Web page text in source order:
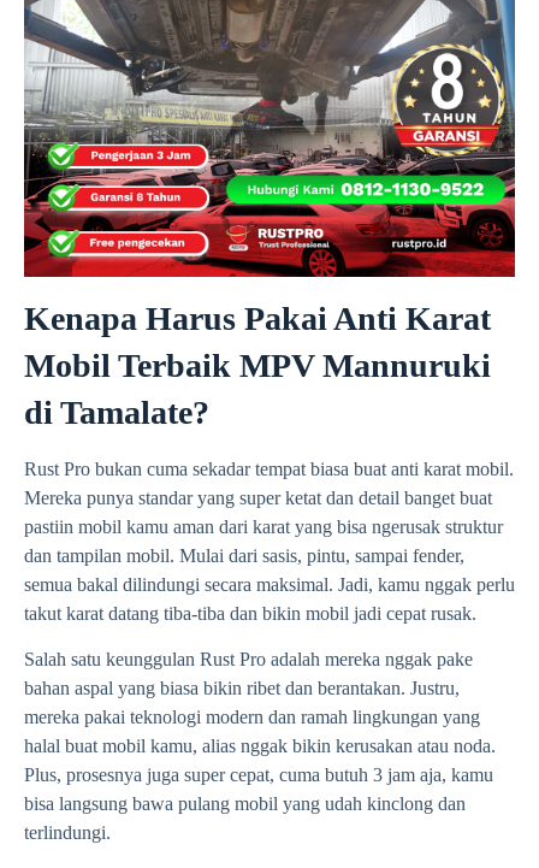
Kenapa Harus Pakai Anti Karat
Mobil Terbaik MPV Mannuruki
di Tamalate?
Rust Pro bukan cuma sekadar tempat biasa buat anti karat mobil.
Mereka punya standar yang super ketat dan detail banget buat
pastiin mobil kamu aman dari karat yang bisa ngerusak struktur
dan tampilan mobil. Mulai dari sasis, pintu, sampai fender,
semua bakal dilindungi secara maksimal. Jadi, kamu nggak perlu
takut karat datang tiba-tiba dan bikin mobil jadi cepat rusak.
Salah satu keunggulan Rust Pro adalah mereka nggak pake
bahan aspal yang biasa bikin ribet dan berantakan. Justru,
mereka pakai teknologi modern dan ramah lingkungan yang
halal buat mobil kamu, alias nggak bikin kerusakan atau noda.
Plus, prosesnya juga super cepat, cuma butuh 3 jam aja, kamu
bisa langsung bawa pulang mobil yang udah kinclong dan
terlindungi.